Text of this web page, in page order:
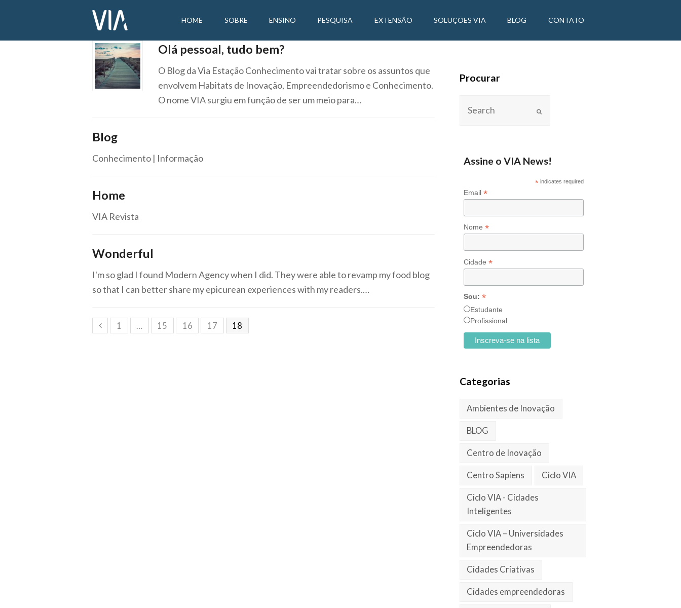
HOME SOBRE ENSINO PESQUISA EXTENSÃO SOLUÇÕES VIA BLOG CONTATO
Olá pessoal, tudo bem?
O Blog da Via Estação Conhecimento vai tratar sobre os assuntos que
envolvem Habitats de Inovação, Empreendedorismo e Conhecimento.
O nome VIA surgiu em função de ser um meio para…
Blog
Conhecimento | Informação
Home
VIA Revista
Wonderful
I'm so glad I found Modern Agency when I did. They were able to revamp my food blog
so that I can better share my epicurean experiences with my readers.…
1 … 15 16 17 18
Procurar
Assine o VIA News!
* indicates required
Email *
Nome *
Cidade *
Sou: *
Estudante
Profissional
Categorias
Ambientes de Inovação
BLOG
Centro de Inovação
Centro Sapiens Ciclo VIA
Ciclo VIA - Cidades
Inteligentes
Ciclo VIA – Universidades
Empreendedoras
Cidades Criativas
Cidades empreendedoras